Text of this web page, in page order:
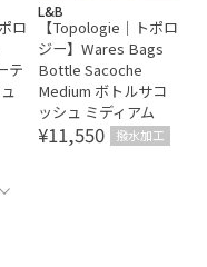
ロ
テ
L&B
【Topologie｜トポロ
ジー】Wares Bags
Bottle Sacoche
Medium ボトルサコ
ッシュ ミディアム
¥11,550 撥水加工